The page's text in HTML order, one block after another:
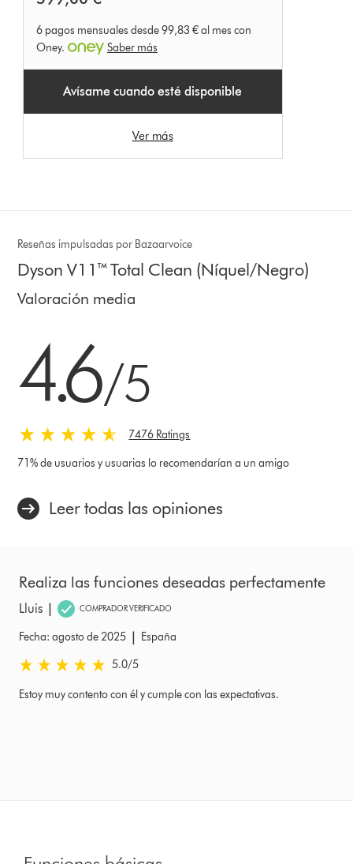
6 pagos mensuales desde 99,83 € al mes con
Oney.
Saber más
Avísame cuando esté disponible
Ver más
Reseñas impulsadas por Bazaarvoice
Dyson V11™ Total Clean (Níquel/Negro)
Valoración media
4.6/5
7476 Ratings
71% de usuarios y usuarias lo recomendarían a un amigo
Leer todas las opiniones
Realiza las funciones deseadas perfectamente
Lluis | COMPRADOR VERIFICADO
Fecha: agosto de 2025 |
España
5.0 estrellas de 5 de Fecha: agosto de 2025 Ratings
5.0/5
Estoy muy contento con él y cumple con las expectativas.